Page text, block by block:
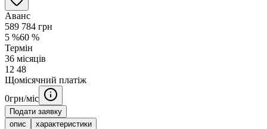
Аванс
589 784 грн
5 %60 %
Термін
36 місяців
12 48
Щомісячний платіж
0грн/міс
Подати заявку
опис
характеристики